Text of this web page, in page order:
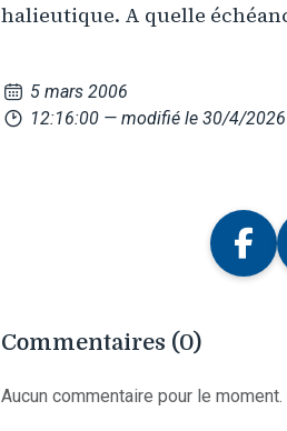
halieutique. A quelle
5 mars 2006
12:16:00 — modifié le 30/4/
Commentaires (0)
Aucun commentaire pour le